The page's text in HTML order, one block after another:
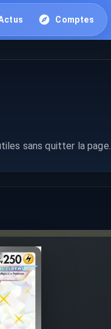
Comptes
sans quitter la page.